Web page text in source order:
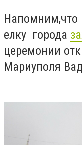
Напомним,что
елку города
церемонии
Мариуполя